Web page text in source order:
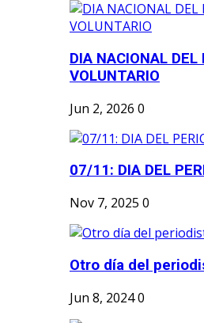
DIA NACIONAL DEL
VOLUNTARIO
Jun 2, 2026 0
07/11: DIA DEL
Nov 7, 2025 0
Otro día del
Jun 8, 20240